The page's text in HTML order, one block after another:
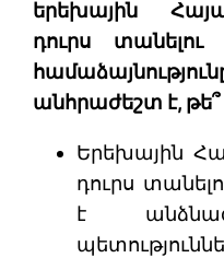
երեխային
դուրս
անհրաժեշտ է, թե՞
Երեխային
դուրս
է